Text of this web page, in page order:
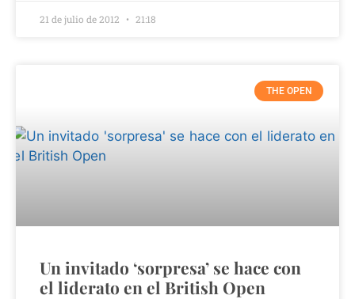
21 de julio de 2012 21:18
THE OPEN
Un invitado ‘sorpresa’ se hace con
el liderato en el British Open